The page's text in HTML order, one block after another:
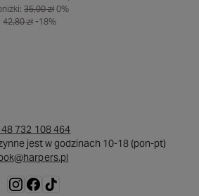
35,00 zł 0%
42,80 zł -18%
732 108 464
jest w godzinach 10-18 (pon-pt)